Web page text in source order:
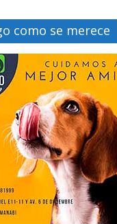
como se merece